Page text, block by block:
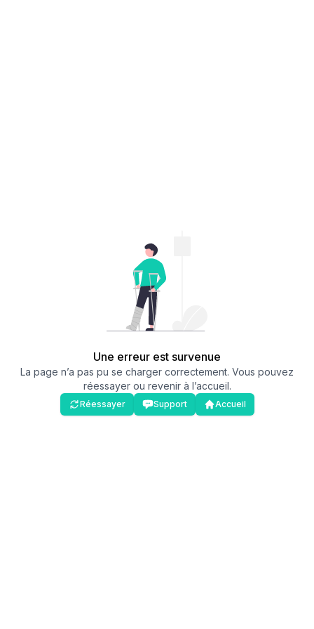
Une erreur est survenue
La page n’a pas pu se charger correctement. Vous pouvez
réessayer ou revenir à l’accueil.
Réessayer Support Accueil